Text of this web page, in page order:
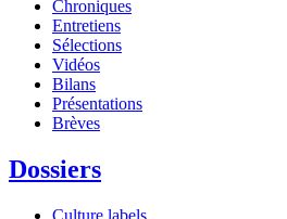
Chroniques
Entretiens
Sélections
Vidéos
Bilans
Présentations
Brèves
Dossiers